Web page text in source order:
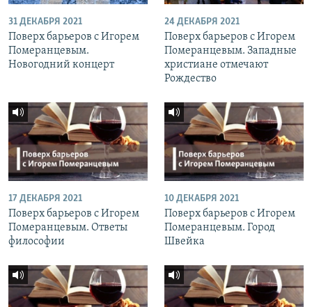
31 ДЕКАБРЯ 2021
Поверх барьеров с Игорем
Померанцевым.
Новогодний концерт
24 ДЕКАБРЯ 2021
Поверх барьеров с Игорем
Померанцевым. Западные
христиане отмечают
Рождество
17 ДЕКАБРЯ 2021
Поверх барьеров с Игорем
Померанцевым. Ответы
философии
10 ДЕКАБРЯ 2021
Поверх барьеров с Игорем
Померанцевым. Город
Швейка